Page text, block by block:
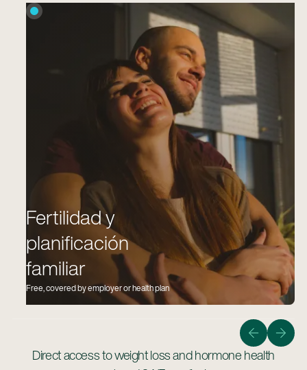
Fertilidad y
planificación
familiar
Free, covered by employer or health plan
Guiar a los miembros sobre el camino más rápido,
Obtener Información
Obtener información
Direct access to weight loss and hormone health